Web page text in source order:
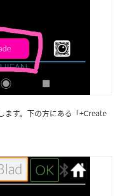
ます。下の方にある「+Create